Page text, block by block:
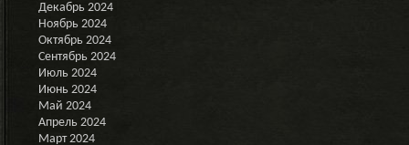
Декабрь 2024
Ноябрь 2024
Октябрь 2024
Сентябрь 2024
Июль 2024
Июнь 2024
Май 2024
Апрель 2024
Март 2024